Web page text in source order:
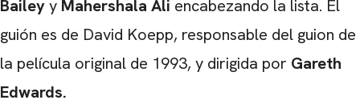
Baileyy Mahershala Ali encabezando la lista. El
guión es de David Koepp, responsable del guion de
la película original de 1993, y dirigida por Gareth
Edwards.